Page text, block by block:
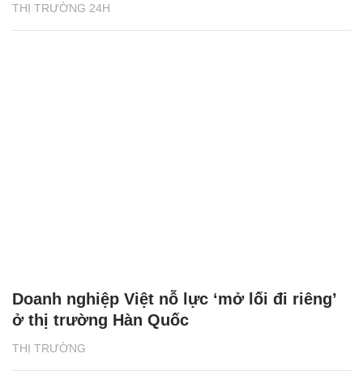
THỊ TRƯỜNG 24H
THỊ TRƯỜNG
Doanh nghiệp Việt nỗ lực ‘mở lối đi riêng’
ở thị trường Hàn Quốc